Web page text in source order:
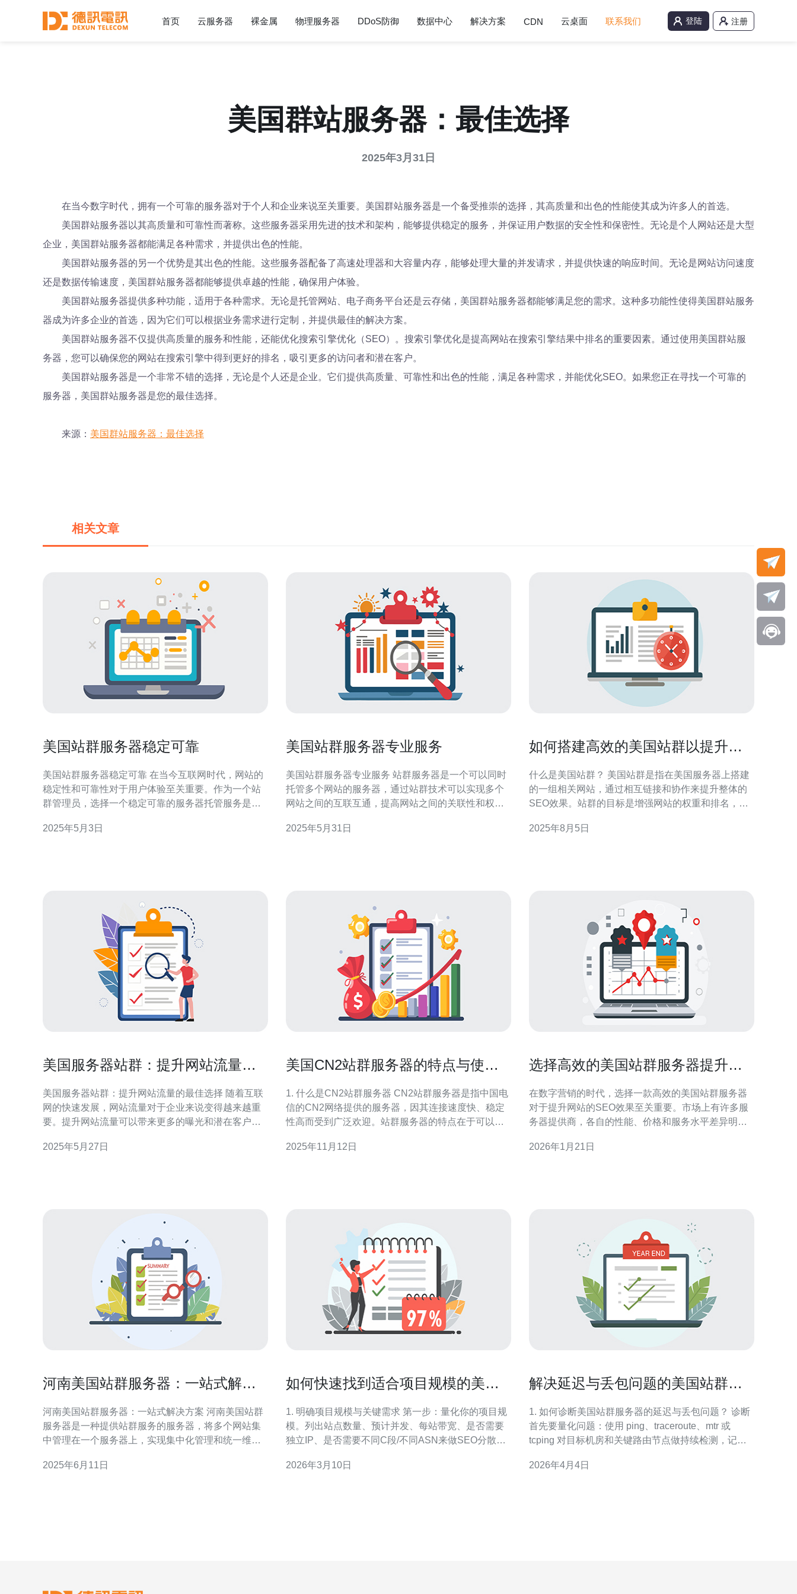
首页 云服务器 裸金属 物理服务器 DDoS防御 数据中心 解决方案 CDN 云桌面 联系我们 登陆 注册
美国群站服务器：最佳选择
2025年3月31日
在当今数字时代，拥有一个可靠的服务器对于个人和企业来说至关重要。美国群站服务器是一个备受推崇的选择，其高质量和出色的性能使其成为许多人的首选。
美国群站服务器以其高质量和可靠性而著称。这些服务器采用先进的技术和架构，能够提供稳定的服务，并保证用户数据的安全性和保密性。无论是个人网站还是大型
企业，美国群站服务器都能满足各种需求，并提供出色的性能。
美国群站服务器的另一个优势是其出色的性能。这些服务器配备了高速处理器和大容量内存，能够处理大量的并发请求，并提供快速的响应时间。无论是网站访问速度
还是数据传输速度，美国群站服务器都能够提供卓越的性能，确保用户体验。
美国群站服务器提供多种功能，适用于各种需求。无论是托管网站、电子商务平台还是云存储，美国群站服务器都能够满足您的需求。这种多功能性使得美国群站服务
器成为许多企业的首选，因为它们可以根据业务需求进行定制，并提供最佳的解决方案。
美国群站服务器不仅提供高质量的服务和性能，还能优化搜索引擎优化（SEO）。搜索引擎优化是提高网站在搜索引擎结果中排名的重要因素。通过使用美国群站服
务器，您可以确保您的网站在搜索引擎中得到更好的排名，吸引更多的访问者和潜在客户。
美国群站服务器是一个非常不错的选择，无论是个人还是企业。它们提供高质量、可靠性和出色的性能，满足各种需求，并能优化SEO。如果您正在寻找一个可靠的
服务器，美国群站服务器是您的最佳选择。
来源： 美国群站服务器：最佳选择
相关文章
美国站群服务器稳定可靠
美国站群服务器稳定可靠 在当今互联网时代，网站的
稳定性和可靠性对于用户体验至关重要。作为一个站
群管理员，选择一个稳定可靠的服务器托管服务是至
成为了全球站群管理员的首选。 美国站群服务器拥有
2025年5月3日
美国站群服务器专业服务
美国站群服务器专业服务 站群服务器是一个可以同时
托管多个网站的服务器，通过站群技术可以实现多个
网站之间的互联互通，提高网站之间的关联性和权
境，选择美国站群服务器可以获得更快的网站访问速
2025年5月31日
如何搭建高效的美国站群以提升网
什么是美国站群？ 美国站群是指在美国服务器上搭建
的一组相关网站，通过相互链接和协作来提升整体的
SEO效果。站群的目标是增强网站的权重和排名，以
个主题相关的网站，形成一个强大的网络，帮助提升
2025年8月5日
美国服务器站群：提升网站流量的
美国服务器站群：提升网站流量的最佳选择 随着互联
网的快速发展，网站流量对于企业来说变得越来越重
要。提升网站流量可以带来更多的曝光和潜在客户，
多企业选择的最佳方案。 美国服务器站群是指将多台
2025年5月27日
美国CN2站群服务器的特点与使用
1. 什么是CN2站群服务器 CN2站群服务器是指中国电
信的CN2网络提供的服务器，因其连接速度快、稳定
性高而受到广泛欢迎。站群服务器的特点在于可以同
站群服务器的特点 CN2站群服务器具有以下几大特
2025年11月12日
选择高效的美国站群服务器提升
在数字营销的时代，选择一款高效的美国站群服务器
对于提升网站的SEO效果至关重要。市场上有许多服
务器提供商，各自的性能、价格和服务水平差异明
服务器，以满足您的需求，从而有效提升您的搜索引
2026年1月21日
河南美国站群服务器：一站式解决
河南美国站群服务器：一站式解决方案 河南美国站群
服务器是一种提供站群服务的服务器，将多个网站集
中管理在一个服务器上，实现集中化管理和统一维
个网站，提高网站运行效率和安全性。 河南美国站群
2025年6月11日
如何快速找到适合项目规模的美国
1. 明确项目规模与关键需求 第一步：量化你的项目规
模。列出站点数量、预计并发、每站带宽、是否需要
独立IP、是否需要不同C段/不同ASN来做SEO分散。
50-500站；大型：500+。依据数量确定IP数量与服务
2026年3月10日
解决延迟与丢包问题的美国站群服
1. 如何诊断美国站群服务器的延迟与丢包问题？ 诊断
首先要量化问题：使用 ping、traceroute、mtr 或
tcping 对目标机房和关键路由节点做持续检测，记录
日志、ifconfig/ethtool、netstat 检查网卡错误和队列溢
2026年4月4日